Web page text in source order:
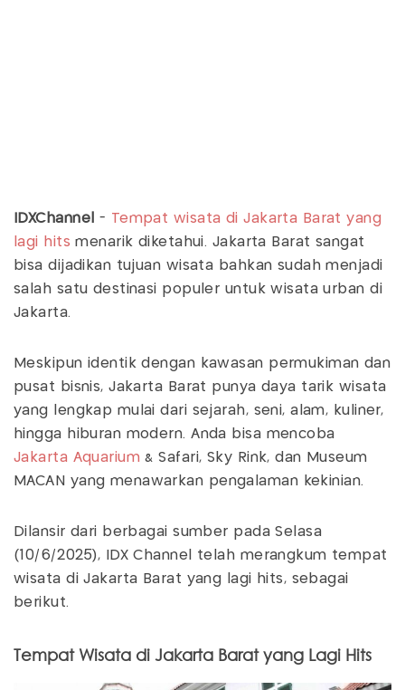
IDXChannel - Tempat wisata di Jakarta Barat yang
lagi hits menarik diketahui. Jakarta Barat sangat
bisa dijadikan tujuan wisata bahkan sudah menjadi
salah satu destinasi populer untuk wisata urban di
Jakarta.
Meskipun identik dengan kawasan permukiman dan
pusat bisnis, Jakarta Barat punya daya tarik wisata
yang lengkap mulai dari sejarah, seni, alam, kuliner,
hingga hiburan modern. Anda bisa mencoba
Jakarta Aquarium & Safari, Sky Rink, dan Museum
MACAN yang menawarkan pengalaman kekinian.
Dilansir dari berbagai sumber pada Selasa
(10/6/2025), IDX Channel telah merangkum tempat
wisata di Jakarta Barat yang lagi hits, sebagai
berikut.
Tempat Wisata di Jakarta Barat yang Lagi Hits